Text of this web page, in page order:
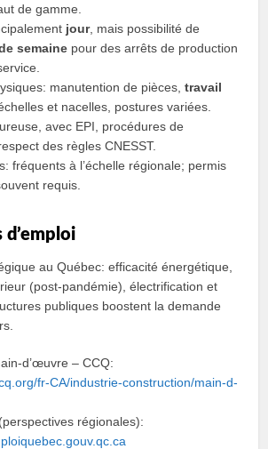
de gamme.
jour, mais possibilité de
semaine pour des arrêts de production
manutention de pièces,travail
et nacelles, postures variées.
avec EPI, procédures de
des règles CNESST.
fréquents à l’échelle régionale; permis
requis.
d’emploi
au Québec: efficacité énergétique,
(post-pandémie), électrification et
publiques boostent la demande
d’œuvre – CCQ:
fr-CA/industrie-construction/main-d-
régionales):